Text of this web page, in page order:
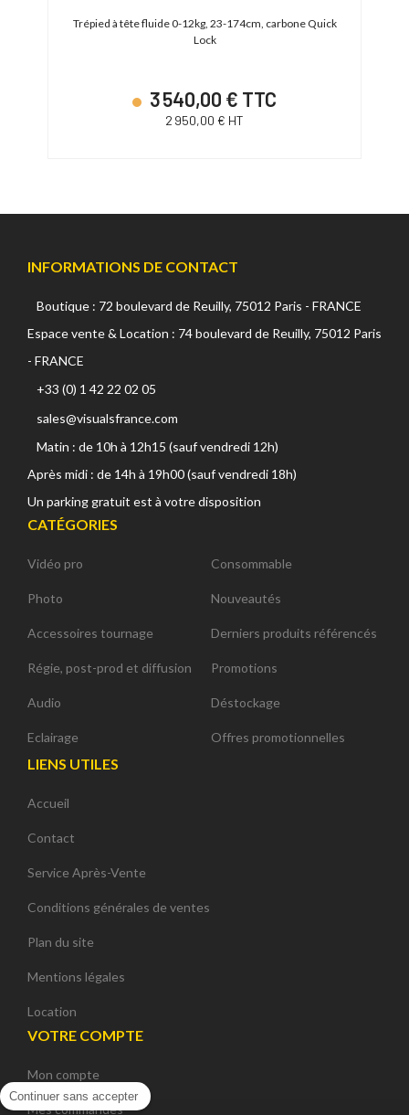
Trépied à tête fluide 0-12kg, 23-174cm, carbone Quick
Lock
3 540,00 € TTC
2 950,00 € HT
INFORMATIONS DE CONTACT
Boutique : 72 boulevard de Reuilly, 75012 Paris - FRANCE
Espace vente & Location : 74 boulevard de Reuilly, 75012 Paris
- FRANCE
+33 (0) 1 42 22 02 05
sales@visualsfrance.com
Matin : de 10h à 12h15 (sauf vendredi 12h)
Après midi : de 14h à 19h00 (sauf vendredi 18h)
Un parking gratuit est à votre disposition
CATÉGORIES
Vidéo pro
Photo
Accessoires tournage
Régie, post-prod et diffusion
Audio
Eclairage
Consommable
Nouveautés
Derniers produits référencés
Promotions
Déstockage
Offres promotionnelles
LIENS UTILES
Accueil
Contact
Service Après-Vente
Conditions générales de ventes
Plan du site
Mentions légales
Location
VOTRE COMPTE
Mon compte
Mes commandes
Continuer sans accepter